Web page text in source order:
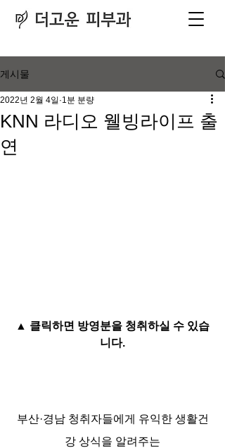
게시물
KNN 라디오 웰빙라이프 출
연
2022년 2월 4일 1분 분량
▲ 클릭하면 방영분을 청취하실 수 있습
니다.
부산·경남 청취자들에게 유익한 생활건
강 상식을 알려주는